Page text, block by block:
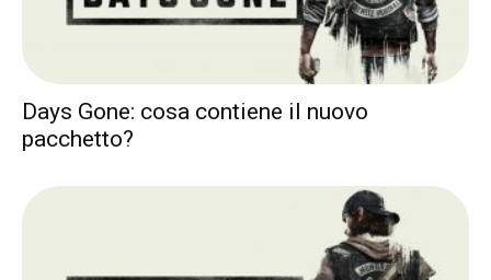
Days Gone: cosa contiene il nuovo
pacchetto?